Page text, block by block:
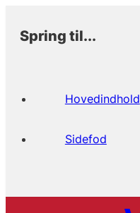
Spring til...
Hovedindhold
Sidefod